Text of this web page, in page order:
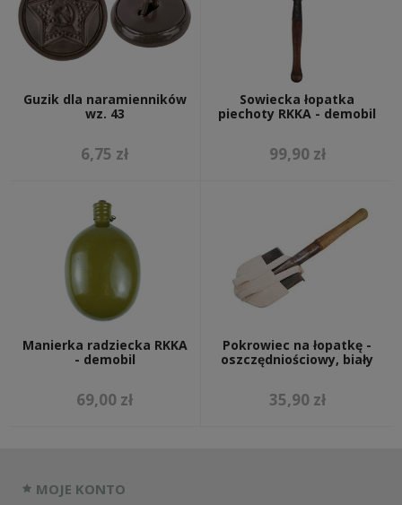
Guzik dla naramienników
wz. 43
6,75 zł
Sowiecka łopatka
piechoty RKKA - demobil
99,90 zł
Manierka radziecka RKKA
- demobil
69,00 zł
Pokrowiec na łopatkę -
oszczędniościowy, biały
35,90 zł
MOJE KONTO